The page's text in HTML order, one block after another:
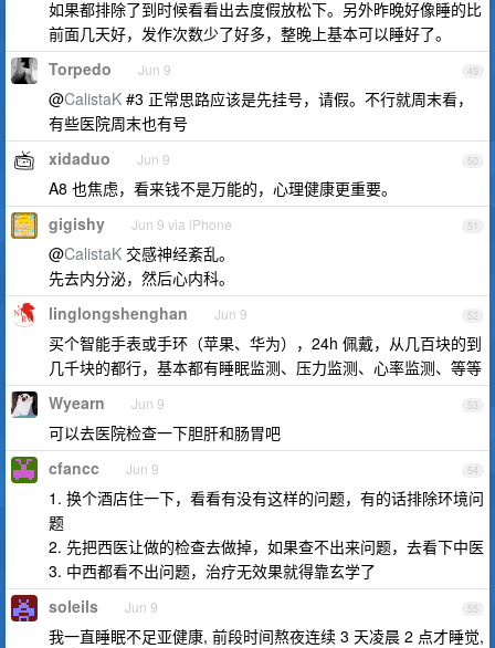
如果都排除了到时候看看出去度假放松下。另外昨晚好像睡的比
前面几天好，发作次数少了好多，整晚上基本可以睡好了。
49
Torpedo Jun 9
@CalistaK #3 正常思路应该是先挂号，请假。不行就周末看，
有些医院周末也有号
50
xidaduo Jun 9
A8 也焦虑，看来钱不是万能的，心理健康更重要。
51
gigishy Jun 9 via iPhone
@CalistaK 交感神经紊乱。
先去内分泌，然后心内科。
52
linglongshenghan Jun 9
买个智能手表或手环（苹果、华为），24h 佩戴，从几百块的到
几千块的都行，基本都有睡眠监测、压力监测、心率监测、等等
53
Wyearn Jun 9
可以去医院检查一下胆肝和肠胃吧
54
cfancc Jun 9
1. 换个酒店住一下，看看有没有这样的问题，有的话排除环境问
题
2. 先把西医让做的检查去做掉，如果查不出来问题，去看下中医
3. 中西都看不出问题，治疗无效果就得靠玄学了
55
soleils Jun 9
我一直睡眠不足亚健康, 前段时间熬夜连续 3 天凌晨 2 点才睡觉,